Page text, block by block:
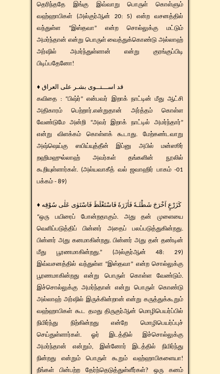
தெரிந்ததே இங்கு இவ்வாறு பொருள் கொள்ளும்
வஹ்ஹாபிகள் (அல்குர்ஆன் 20: 5) என்ற வசனத்தில்
வந்துள்ள “இஸ்தவா” என்ற சொல்லுக்கு மட்டும்
அமர்ந்தான் என்று பொருள் வைத்துக்கொண்டு அல்லாஹ்
அர்ஷில் அமர்ந்துள்ளான் என்று குரங்குப்பிடி
பிடிப்பதேனோ!
♦ قد اســـتــوى بشـر على العراق
கவிதை : “பிஷ்ர்” என்பவர் இறாக் நாட்டின் மீது ஆட்சி
அதிகாரம் பெற்றார்.என்றுதான் அர்த்தம் கொள்ள
வேண்டுமே அன்றி “அவர் இறாக் நாட்டில் அமர்ந்தார்”
என்று விளக்கம் கொள்ளக் கூடாது. மேற்கண்டவாறு
அஷ்ஷெய்கு ஸபிய்யுத்தீன் இப்னு அபில் மன்ஸூர்
றஹிமஹுல்லாஹ் அவர்கள் தங்களின் நூலில்
கூறியுள்ளார்கள். (அல்யவாகீத் வல் ஜவாஹிர் பாகம் -01
பக்கம் - 89)
♦ كَزَرْعٍ اَخْرَجَ شَطْئَـهٗ فَاٰزَرَهٗ فَاسْتَغْلَظَ فَاسْتَوٰى عَلٰى سُوْقِه
“ஒரு பயிரைப் போன்றதாகும். அது தன் முளையை
வெளிப்படுத்திப் பின்னர் அதைப் பலப்படுத்துகின்றது.
பின்னர் அது கனமாகின்றது. பின்னர் அது தன் தண்டின்
மீது பூரணமாகின்றது.” (அல்குர்ஆன் 48: 29)
இவ்வசனத்தில் வந்துள்ள “இஸ்தவா” என்ற சொல்லுக்கு
பூரணமாகின்றது என்று பொருள் கொள்ள வேண்டும்.
இச்சொல்லுக்கு அமர்ந்தான் என்று பொருள் கொண்டு
அல்லாஹ் அர்ஷில் இருக்கின்றான் என்று கருத்துக்கூறும்
வஹ்ஹாபிகள் கூட தமது திருகுர்ஆன் மொழிபெயர்ப்பில்
நிமிர்ந்து நிற்கின்றது என்றே மொழிபெயர்ப்புச்
செய்துள்ளார்கள். ஓர் இடத்தில் இச்சொல்லுக்கு
அமர்ந்தான் என்றும், இன்னோர் இடத்தில் நிமிர்ந்து
நின்றது என்றும் பொருள் கூறும் வஹ்ஹாபிகளையா!
நீங்கள் பின்பற்ற தேர்ந்தெடுத்துள்ளீர்கள்? ஒரு கனம்